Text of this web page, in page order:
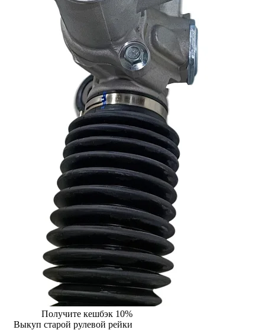
Получите кешбэк 10%
Выкуп старой рулевой рейки